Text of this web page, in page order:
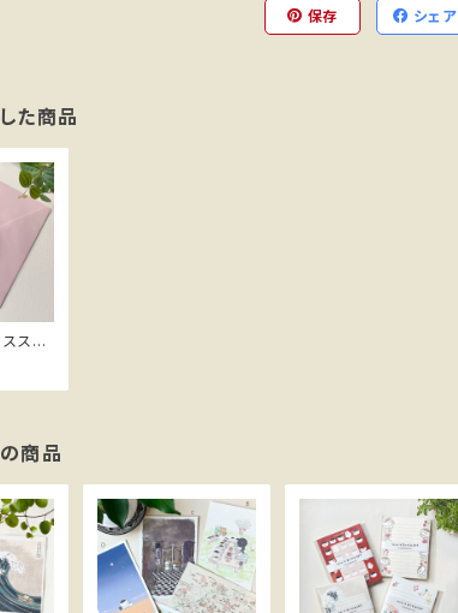
保存 シェア
た商品
商品